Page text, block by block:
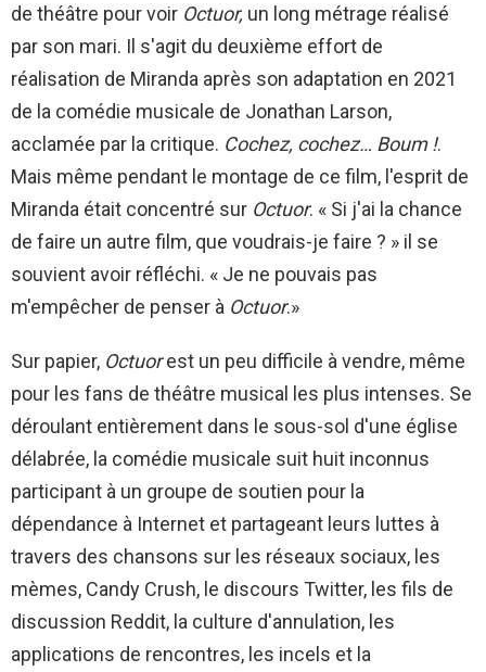
de théâtre pour voir Octuor, un long métrage réalisé
par son mari. Il s'agit du deuxième effort de
réalisation de Miranda après son adaptation en 2021
de la comédie musicale de Jonathan Larson,
acclamée par la critique. Cochez, cochez… Boum !.
Mais même pendant le montage de ce film, l'esprit de
Miranda était concentré sur Octuor. « Si j'ai la chance
de faire un autre film, que voudrais-je faire ? » il se
souvient avoir réfléchi. « Je ne pouvais pas
m'empêcher de penser à Octuor.»
Sur papier, Octuorest un peu difficile à vendre, même
pour les fans de théâtre musical les plus intenses. Se
déroulant entièrement dans le sous-sol d'une église
délabrée, la comédie musicale suit huit inconnus
participant à un groupe de soutien pour la
dépendance à Internet et partageant leurs luttes à
travers des chansons sur les réseaux sociaux, les
mèmes, Candy Crush, le discours Twitter, les fils de
discussion Reddit, la culture d'annulation, les
applications de rencontres, les incels et la